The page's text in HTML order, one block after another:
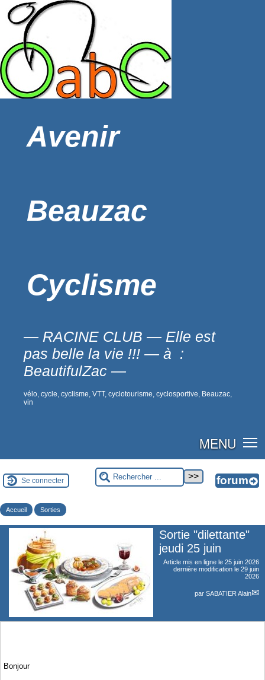
Avenir
Beauzac
Cyclisme
— RACINE CLUB — Elle est
pas belle la vie !!! — à :
BeautifulZac —
vélo, cycle, cyclisme, VTT, cyclotourisme, cyclosportive, Beauzac,
vin
MENU
Se connecter
Accueil Sorties
Sortie "dilettante"
jeudi 25 juin
Article mis en ligne le 25 juin 2026
dernière modification le 29 juin
2026
par SABATIER Alain
Bonjour